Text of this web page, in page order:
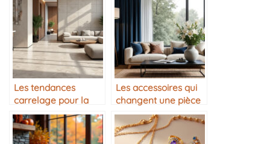
Les tendances
carrelage pour la
maison
Les accessoires qui
changent une pièce